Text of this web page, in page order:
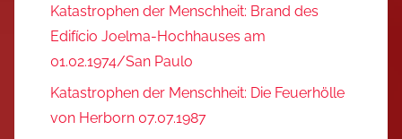
Katastrophen der Menschheit: Brand des
Edifício Joelma-Hochhauses am
01.02.1974/San Paulo
Katastrophen der Menschheit: Die Feuerhölle
von Herborn 07.07.1987